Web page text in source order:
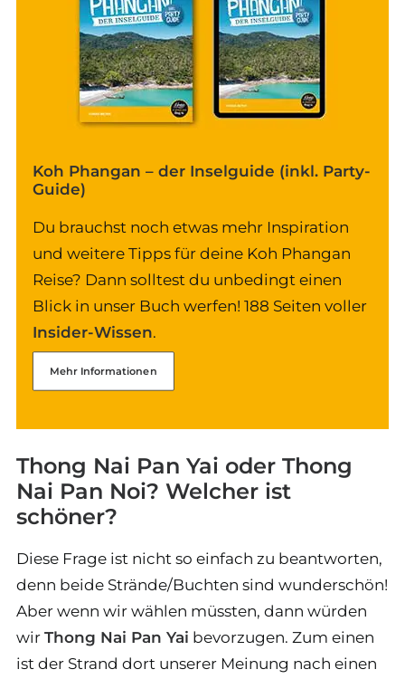
Koh Phangan – der Inselguide (inkl. Party-
Guide)
Du brauchst noch etwas mehr Inspiration
und weitere Tipps für deine Koh Phangan
Reise? Dann solltest du unbedingt einen
Blick in unser Buch werfen! 188 Seiten voller
Insider-Wissen.
Mehr Informationen
Thong Nai Pan Yai oder Thong
Nai Pan Noi? Welcher ist
schöner?
Diese Frage ist nicht so einfach zu beantworten,
denn beide Strände/Buchten sind wunderschön!
Aber wenn wir wählen müssten, dann würden
wir Thong Nai Pan Yai bevorzugen. Zum einen
ist der Strand dort unserer Meinung nach einen